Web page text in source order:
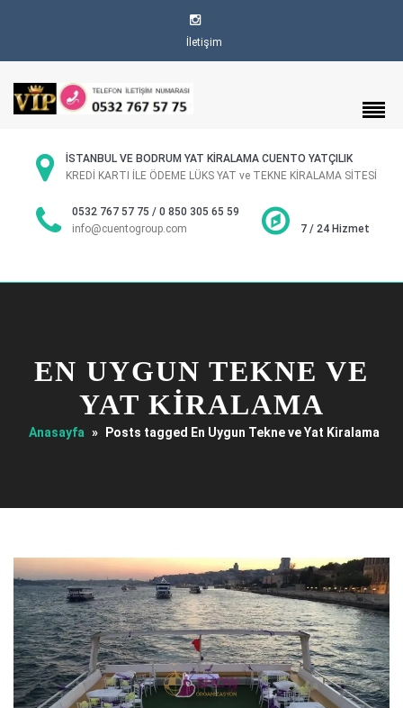
İletişim
İSTANBUL VE BODRUM YAT KİRALAMA CUENTO YATÇILIK
KREDİ KARTI İLE ÖDEME LÜKS YAT ve TEKNE KİRALAMA SİTESİ
0532 767 57 75 / 0 850 305 65 59
info@cuentogroup.com
7 / 24 Hizmet
EN UYGUN TEKNE VE
YAT KIRALAMA
Anasayfa » Posts tagged En Uygun Tekne ve Yat Kiralama